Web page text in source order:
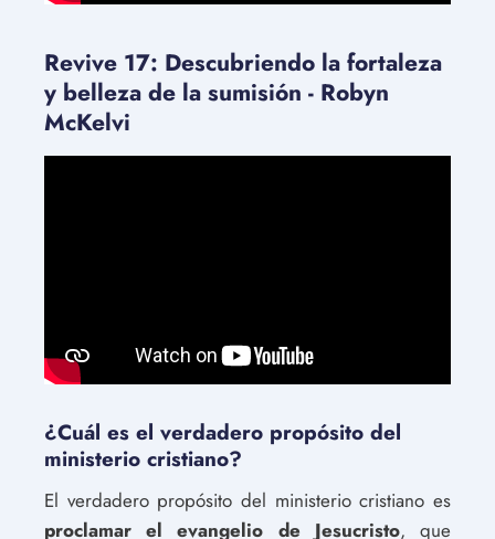
Revive 17: Descubriendo la fortaleza
y belleza de la sumisión - Robyn
McKelvi
¿Cuál es el verdadero propósito del
ministerio cristiano?
El verdadero propósito del ministerio cristiano es
proclamar el evangelio de Jesucristo, que